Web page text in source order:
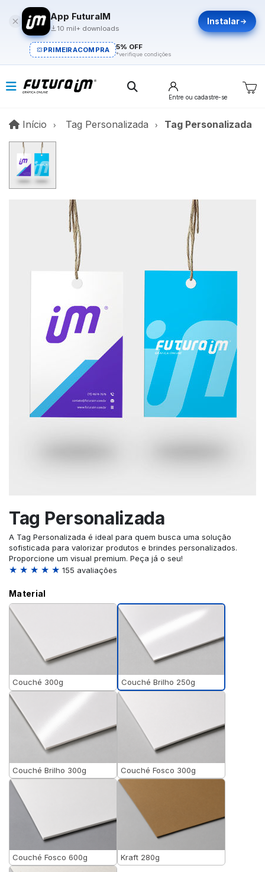
App FuturaIM
10 mil+ downloads
Instalar
PRIMEIRACOMPRA 5% OFF
*verifique condições
Entre ou cadastre-se
Início InícioTag Personalizada Tag Personalizada
Tag Personalizada
A Tag Personalizada é ideal para quem busca uma solução
sofisticada para valorizar produtos e brindes personalizados.
Proporcione um visual premium. Peça já o seu!
★ ★ ★ ★ ★ 155 avaliações
Material
Couché 300g Couché Brilho 250g
Couché Brilho 300g Couché Fosco 300g
Couché Fosco 600g Kraft 280g